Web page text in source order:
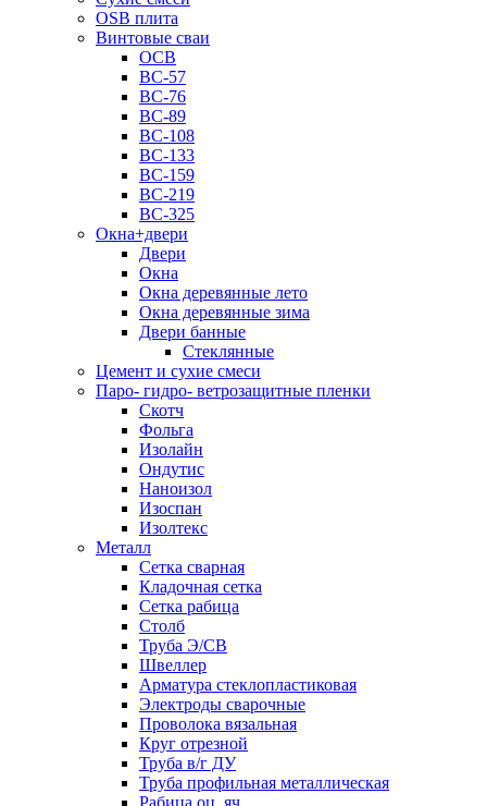
OSB плита
Винтовые сваи
ОСВ
ВС-57
ВС-76
ВС-89
ВС-108
ВС-133
ВС-159
ВС-219
ВС-325
Окна+двери
Двери
Окна
Окна деревянные лето
Окна деревянные зима
Двери банные
Стеклянные
Цемент и сухие смеси
Паро- гидро- ветрозащитные пленки
Скотч
Фольга
Изолайн
Ондутис
Наноизол
Изоспан
Изолтекс
Металл
Сетка сварная
Кладочная сетка
Сетка рабица
Столб
Труба Э/СВ
Швеллер
Арматура стеклопластиковая
Электроды сварочные
Проволока вязальная
Круг отрезной
Труба в/г ДУ
Труба профильная металлическая
Рабица оц. яч